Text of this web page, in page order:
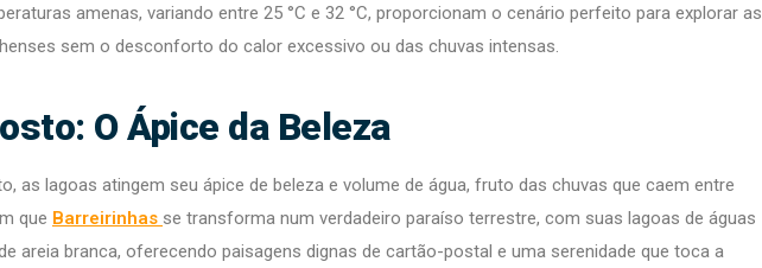
amenas, variando entre 25 °C e 32 °C, proporcionam o cenário perfeito para explorar as
sem o desconforto do calor excessivo ou das chuvas intensas.
O Ápice da Beleza
as lagoas atingem seu ápice de beleza e volume de água, fruto das chuvas que caem entre
que Barreirinhas se transforma num verdadeiro paraíso terrestre, com suas lagoas de águas
areia branca, oferecendo paisagens dignas de cartão-postal e uma serenidade que toca a